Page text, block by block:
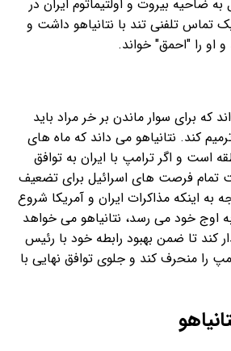
ضاحیه بیروت و اولتیماتوم ایران در
تماس تلفنی تند با نتانیاهو داشت و
او را "احمق" خواند.
که برای سوار ماندن بر خر مراد باید
کند. نتانیاهو می داند که ماه های
و اگر ترامپ با ایران به توافق
تمام فرصت های اسرائیل برای تضعیف
به اینکه مذاکرات ایران و آمریکا شروع
اوج خود می رسد، نتانیاهو می خواهد
کند تا ضمن بهبود رابطه خود با رئیس
را منحرف کند و جلوی توافق نهایی با